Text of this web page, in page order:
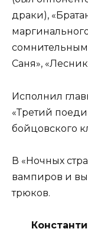
драки),
Саня»,
Исполнил
«Третий
бойцовского
В «Ночных
вампиров и
трюков.